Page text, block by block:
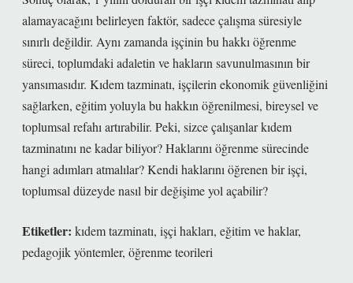
alamayacağını belirleyen faktör, sadece çalışma süresiyle
sınırlı değildir. Aynı zamanda işçinin bu hakkı öğrenme
süreci, toplumdaki adaletin ve hakların savunulmasının bir
yansımasıdır. Kıdem tazminatı, işçilerin ekonomik güvenliğini
sağlarken, eğitim yoluyla bu hakkın öğrenilmesi, bireysel ve
toplumsal refahı artırabilir. Peki, sizce çalışanlar kıdem
tazminatını ne kadar biliyor? Haklarını öğrenme sürecinde
hangi adımları atmalılar? Kendi haklarını öğrenen bir işçi,
toplumsal düzeyde nasıl bir değişime yol açabilir?
Etiketler: kıdem tazminatı, işçi hakları, eğitim ve haklar,
pedagojik yöntemler, öğrenme teorileri